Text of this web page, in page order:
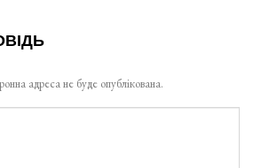
адреса не буде опублікована.